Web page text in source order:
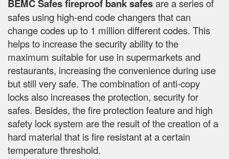
BEMC Safes fireproof bank safesare a series of
safes using high-end code changers that can
change codes up to 1 million different codes. This
helps to increase the security ability to the
maximum suitable for use in supermarkets and
restaurants, increasing the convenience during use
but still very safe. The combination of anti-copy
locks also increases the protection, security for
safes. Besides, the fire protection feature and high
safety lock system are the result of the creation of a
hard material that is fire resistant at a certain
temperature threshold.